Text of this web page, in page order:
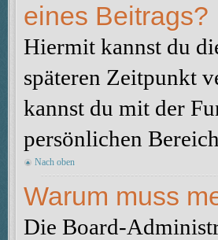
eines Beitrags?
Hiermit kannst du
späteren Zeitpunkt
kannst du mit der
persönlichen
Nach oben
Warum muss
Die Board-